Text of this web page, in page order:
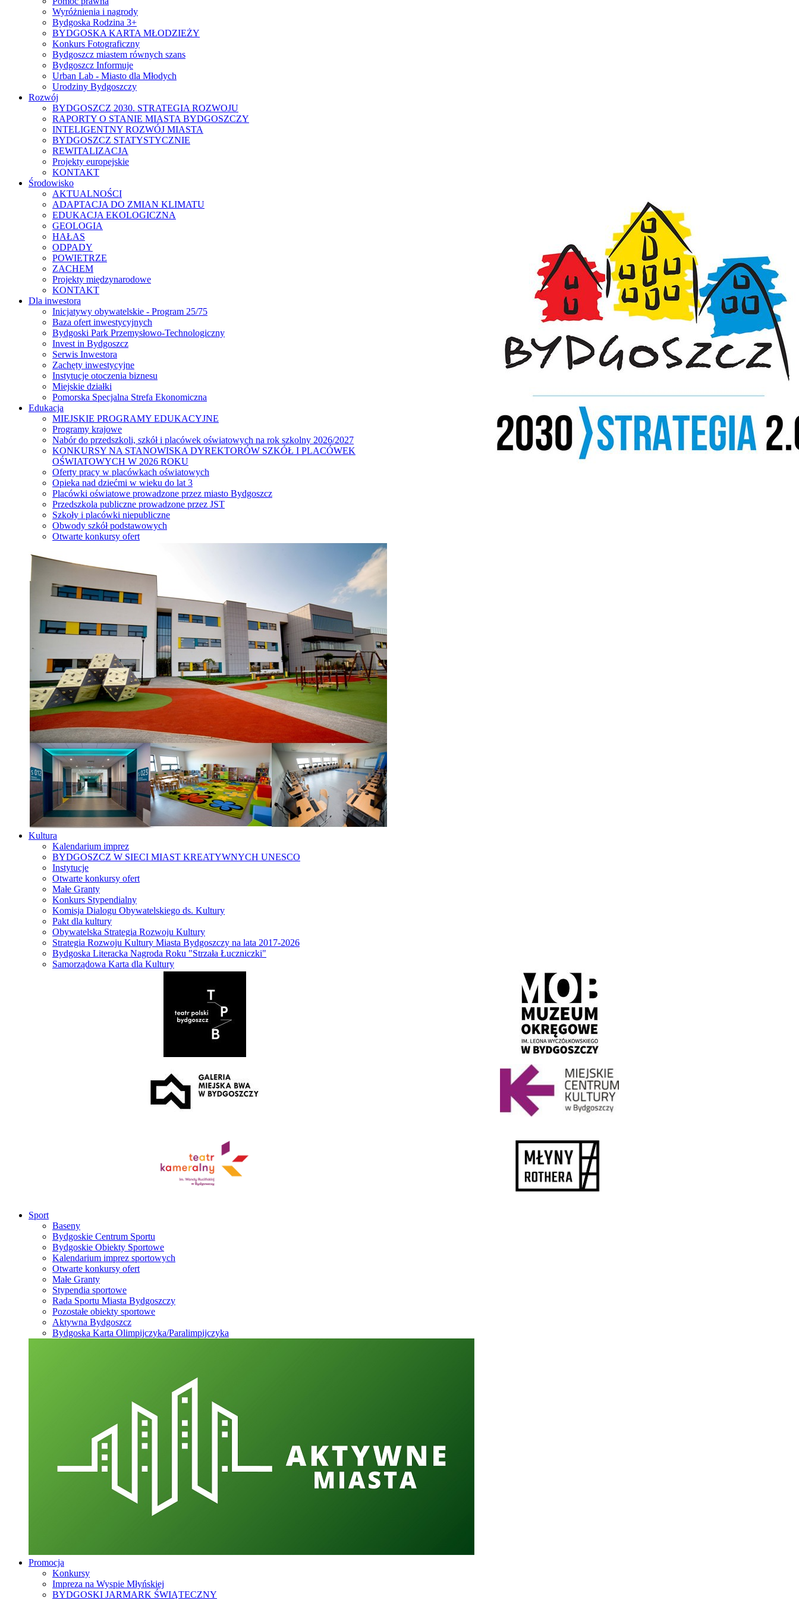
Wyróżnienia i nagrody
Bydgoska Rodzina 3+
BYDGOSKA KARTA MŁODZIEŻY
Konkurs Fotograficzny
Bydgoszcz miastem równych szans
Bydgoszcz Informuje
Urban Lab - Miasto dla Młodych
Urodziny Bydgoszczy
Rozwój
BYDGOSZCZ 2030. STRATEGIA ROZWOJU
RAPORTY O STANIE MIASTA BYDGOSZCZY
INTELIGENTNY ROZWÓJ MIASTA
BYDGOSZCZ STATYSTYCZNIE
REWITALIZACJA
Projekty europejskie
KONTAKT
Środowisko
AKTUALNOŚCI
ADAPTACJA DO ZMIAN KLIMATU
EDUKACJA EKOLOGICZNA
GEOLOGIA
HAŁAS
ODPADY
POWIETRZE
ZACHEM
Projekty międzynarodowe
KONTAKT
Dla inwestora
Inicjatywy obywatelskie - Program 25/75
Baza ofert inwestycyjnych
Bydgoski Park Przemysłowo-Technologiczny
Invest in Bydgoszcz
Serwis Inwestora
Zachęty inwestycyjne
Instytucje otoczenia biznesu
Miejskie działki
Pomorska Specjalna Strefa Ekonomiczna
Edukacja
MIEJSKIE PROGRAMY EDUKACYJNE
Programy krajowe
Nabór do przedszkoli, szkół i placówek oświatowych na rok szkolny 2026/2027
KONKURSY NA STANOWISKA DYREKTORÓW SZKÓŁ I PLACÓWEK
OŚWIATOWYCH W 2026 ROKU
Oferty pracy w placówkach oświatowych
Opieka nad dziećmi w wieku do lat 3
Placówki oświatowe prowadzone przez miasto Bydgoszcz
Przedszkola publiczne prowadzone przez JST
Szkoły i placówki niepubliczne
Obwody szkół podstawowych
Otwarte konkursy ofert
Kultura
Kalendarium imprez
BYDGOSZCZ W SIECI MIAST KREATYWNYCH UNESCO
Instytucje
Otwarte konkursy ofert
Małe Granty
Konkurs Stypendialny
Komisja Dialogu Obywatelskiego ds. Kultury
Pakt dla kultury
Obywatelska Strategia Rozwoju Kultury
Strategia Rozwoju Kultury Miasta Bydgoszczy na lata 2017-2026
Bydgoska Literacka Nagroda Roku "Strzała Łuczniczki"
Samorządowa Karta dla Kultury
Sport
Baseny
Bydgoskie Centrum Sportu
Bydgoskie Obiekty Sportowe
Kalendarium imprez sportowych
Otwarte konkursy ofert
Małe Granty
Stypendia sportowe
Rada Sportu Miasta Bydgoszczy
Pozostałe obiekty sportowe
Aktywna Bydgoszcz
Bydgoska Karta Olimpijczyka/Paralimpijczyka
Promocja
Konkursy
Impreza na Wyspie Młyńskiej
BYDGOSKI JARMARK ŚWIĄTECZNY